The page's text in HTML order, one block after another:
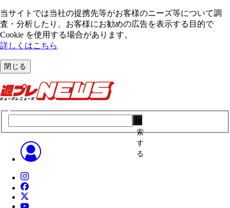
当サイトでは当社の提携先等がお客様のニーズ等について調
査・分析したり、お客様にお勧めの広告を表⽰する⽬的で
Cookie を使⽤する場合があります。
詳しくはこちら
閉じる
索
す
る